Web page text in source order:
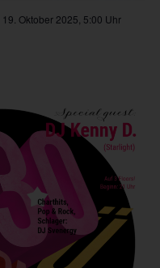
19. Oktober 2025, 5:00 Uhr